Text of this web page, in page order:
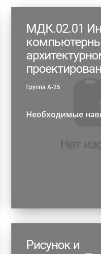
МДК.02.01
Группа А-25
Необходимые
Рисунок и